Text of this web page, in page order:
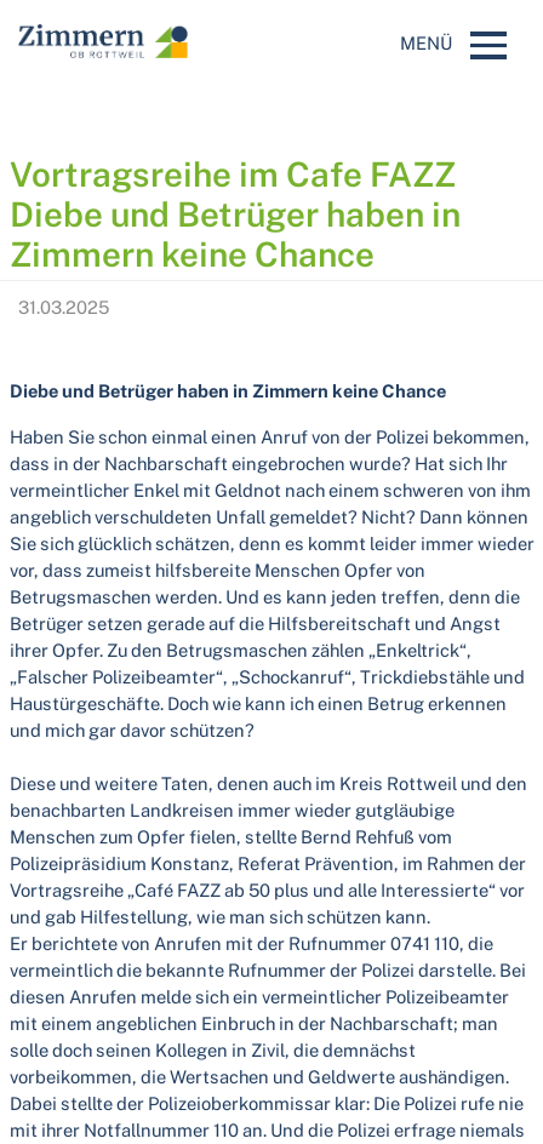
MENÜ
AKTUELLES ｜ NEWS
Vortragsreihe im Cafe FAZZ
Diebe und Betrüger haben in
Zimmern keine Chance
31.03.2025
Diebe und Betrüger haben in Zimmern keine Chance
Haben Sie schon einmal einen Anruf von der Polizei bekommen,
dass in der Nachbarschaft eingebrochen wurde? Hat sich Ihr
vermeintlicher Enkel mit Geldnot nach einem schweren von ihm
angeblich verschuldeten Unfall gemeldet? Nicht? Dann können
Sie sich glücklich schätzen, denn es kommt leider immer wieder
vor, dass zumeist hilfsbereite Menschen Opfer von
Betrugsmaschen werden. Und es kann jeden treffen, denn die
Betrüger setzen gerade auf die Hilfsbereitschaft und Angst
ihrer Opfer. Zu den Betrugsmaschen zählen „Enkeltrick“,
„Falscher Polizeibeamter“, „Schockanruf“, Trickdiebstähle und
Haustürgeschäfte. Doch wie kann ich einen Betrug erkennen
und mich gar davor schützen?
Diese und weitere Taten, denen auch im Kreis Rottweil und den
benachbarten Landkreisen immer wieder gutgläubige
Menschen zum Opfer fielen, stellte Bernd Rehfuß vom
Polizeipräsidium Konstanz, Referat Prävention, im Rahmen der
Vortragsreihe „Café FAZZ ab 50 plus und alle Interessierte“ vor
und gab Hilfestellung, wie man sich schützen kann.
Er berichtete von Anrufen mit der Rufnummer 0741 110, die
vermeintlich die bekannte Rufnummer der Polizei darstelle. Bei
diesen Anrufen melde sich ein vermeintlicher Polizeibeamter
mit einem angeblichen Einbruch in der Nachbarschaft; man
solle doch seinen Kollegen in Zivil, die demnächst
vorbeikommen, die Wertsachen und Geldwerte aushändigen.
Dabei stellte der Polizeioberkommissar klar: Die Polizei rufe nie
mit ihrer Notfallnummer 110 an. Und die Polizei erfrage niemals